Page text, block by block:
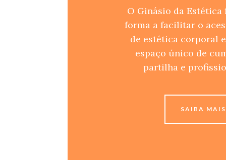
O Ginásio da
forma a facilitar o
de estética corporal
espaço único de
partilha e
SAIBA MAIS